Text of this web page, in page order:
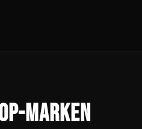
MARKEN